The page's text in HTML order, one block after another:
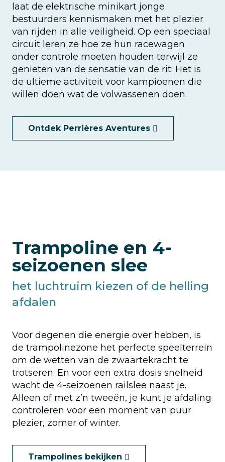
laat de elektrische minikart jonge
bestuurders kennismaken met het plezier
van rijden in alle veiligheid. Op een speciaal
circuit leren ze hoe ze hun racewagen
onder controle moeten houden terwijl ze
genieten van de sensatie van de rit. Het is
de ultieme activiteit voor kampioenen die
willen doen wat de volwassenen doen.
Ontdek Perrières Aventures
Trampoline en 4-
seizoenen slee
het luchtruim kiezen of de helling
afdalen
Voor degenen die energie over hebben, is
de trampolinezone het perfecte speelterrein
om de wetten van de zwaartekracht te
trotseren. En voor een extra dosis snelheid
wacht de 4-seizoenen railslee naast je.
Alleen of met z’n tweeën, je kunt je afdaling
controleren voor een moment van puur
plezier, zomer of winter.
Trampolines bekijken